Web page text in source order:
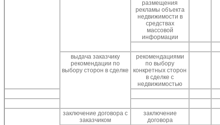
размещения
рекламы объекта
недвижимости в
средствах
массовой
информации
выдача заказчику
рекомендации по
выбору сторон в сделке
рекомендациями
по выбору
конкретных сторон
в сделке с
недвижимостью
заключение договора с
заказчиком
заключение
договора